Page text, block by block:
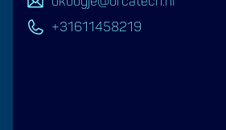
+31611458219